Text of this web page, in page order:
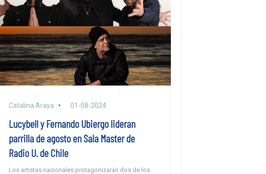
Catalina Araya 01-08-2024
Lucybell y Fernando Ubiergo lideran
parrilla de agosto en Sala Master de
Radio U. de Chile
Los artistas nacionales protagonizarán dos de los